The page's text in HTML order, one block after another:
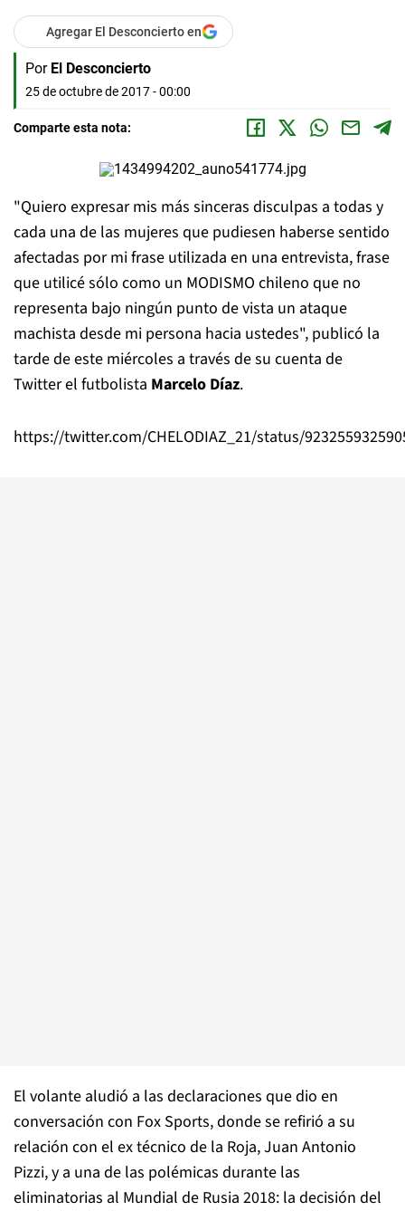
Agregar El Desconcierto en
Por El Desconcierto
25 de octubre de 2017 - 00:00
Comparte esta nota:
"Quiero expresar mis más sinceras disculpas a todas y
cada una de las mujeres que pudiesen haberse sentido
afectadas por mi frase utilizada en una entrevista, frase
que utilicé sólo como un MODISMO chileno que no
representa bajo ningún punto de vista un ataque
machista desde mi persona hacia ustedes", publicó la
tarde de este miércoles a través de su cuenta de
Twitter el futbolista Marcelo Díaz.
https://twitter.com/CHELODIAZ_21/status/
El volante aludió a las declaraciones que dio en
conversación con Fox Sports, donde se refirió a su
relación con el ex técnico de la Roja, Juan Antonio
Pizzi, y a una de las polémicas durante las
eliminatorias al Mundial de Rusia 2018: la decisión del